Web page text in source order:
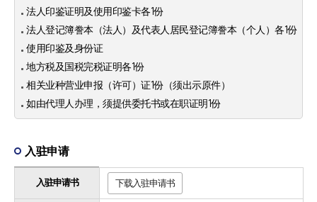
法人印鉴证明及使用印鉴卡各1份
法人登记簿誊本（法人）及代表人居民登记簿誊本（个人）各1份
使用印鉴及身份证
地方税及国税完税证明各1份
相关业种营业申报（许可）证1份（须出示原件）
如由代理人办理，须提供委托书或在职证明1份
入驻申请
入驻申请书 下载入驻申请书